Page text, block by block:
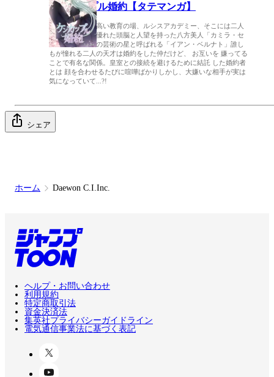
ケンカップル婚約【タテマンガ】
ロエル皇国の名高い教育の場、ルシスアカデミー、そこには二人
の天才がいた。優れた頭脳と人望を持った八方美人「カミラ・セ
シル」とロエルの芸術の星と呼ばれる「イアン・ベルナト」誰し
もが憧れる二人の天才は婚約をした仲だけど、 お互いを 嫌ってる
ことで有名な関係。皇室との接続を避けるために結託 した婚約者
とは 顔を合わせるたびに喧嘩ばかりしかし、大嫌いな相手が実は
気になっていて...?!
シェア
ホーム Daewon C.I.Inc.
ヘルプ・お問い合わせ
利用規約
特定商取引法
資金決済法
集英社プライバシーガイドライン
電気通信事業法に基づく表記